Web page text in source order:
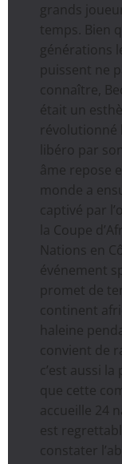
grands
temps. Bien
générations
puissent ne
connaître,
était un
révolutionné
libéro par
âme repose
monde a
captivé par
la Coupe
Nations en
événement
promet de
continent
haleine
convient de
c’est aussi
que cette
accueille 24
est
constater